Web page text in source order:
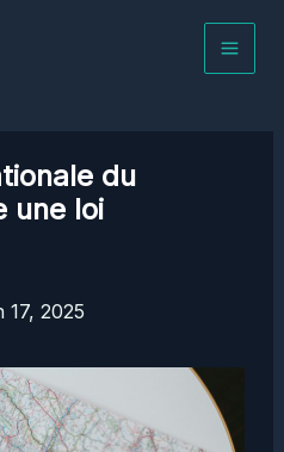
du
une loi
17, 2025